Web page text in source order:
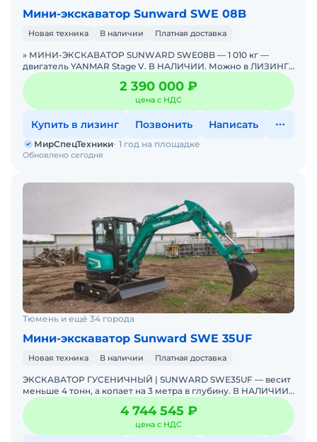
Мини-экскаватор Sunward SWE 08B
Новая техника В наличии Платная доставка
» МИНИ-ЭКСКАВАТОР SUNWARD SWE08B — 1 010 кг —
двигатель YANMAR Stage V. В НАЛИЧИИ. Можно в ЛИЗИНГ.
Цена С НДС.Основные параметры: Эксплуатацио
2 390 000 ₽
цена с НДС
Купить в лизинг Позвонить Написать
Обновлено сегодня
МирСпецТехники 1 год на площадке
Тюмень и ещё 34 города
Мини-экскаватор Sunward SWE 35UF
Новая техника В наличии Платная доставка
ЭКСКАВАТОР ГУСЕНИЧНЫЙ | SUNWARD SWE35UF — весит
меньше 4 тонн, а копает на 3 метра в глубину. В НАЛИЧИИ.
Можно в ЛИЗИНГ. Цена С НДС.Основные параметры:- Р
4 744 545 ₽
цена с НДС